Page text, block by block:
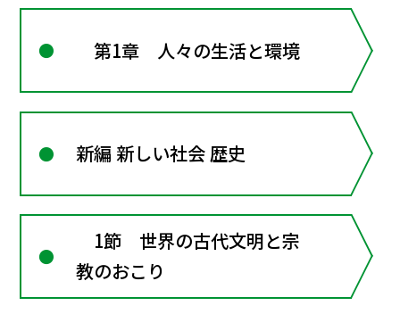
第1章 人々の生活と環境
新編 新しい社会 歴史
1節 世界の古代文明と宗
教のおこり